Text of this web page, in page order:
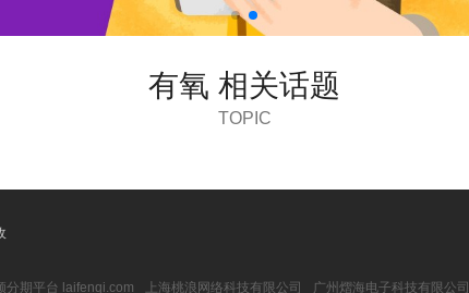
有氧 相关话题
TOPIC
分期平台 laifenqi.com 上海桃浪网络科技有限公司 广州熠海电子科技有限公司